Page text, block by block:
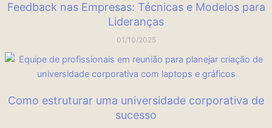
Feedback nas Empresas: Técnicas e Modelos para
Lideranças
01/10/2025
Como estruturar uma universidade corporativa de
sucesso